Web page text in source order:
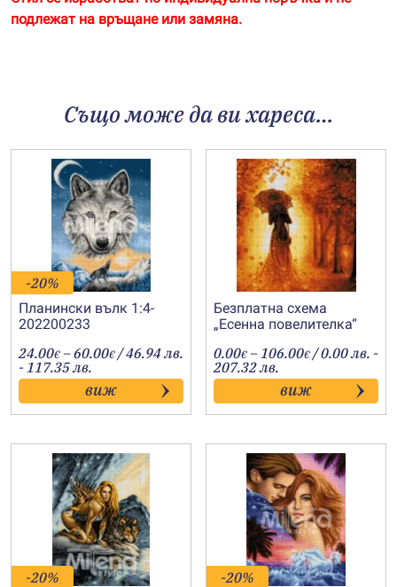
подлежат на връщане или замяна.
Също може да ви хареса…
-20%
Планински вълк 1:4-
202200233
24.00€ –60.00€Price
range:
24.00€
through
60.00€
/ 46.94 лв.
- 117.35 лв.
виж
Безплатна схема
„Есенна повелителка“
0.00€ –106.00€Price
range:
0.00€
through
106.00€
/ 0.00 лв. -
207.32 лв.
виж
-20% -20%